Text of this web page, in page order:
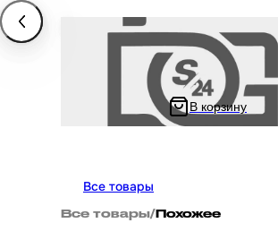
Фильтр топливного насоса на
скутер Yamaha YXM700 YFM550 700
591.16 ₽ В корзину
Все товары
Все товары/Похожее